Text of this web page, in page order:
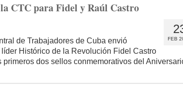
CTC para Fidel y Raúl Castro
FEB
de Trabajadores de Cuba envió
Histórico de la Revolución Fidel Castro
primeros dos sellos conmemorativos del